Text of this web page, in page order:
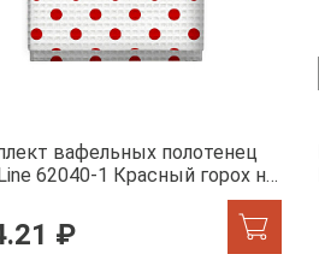
вафельных полотенец
62040-1 Красный горох на
₽